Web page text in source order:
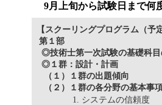
9月上旬から試験日まで何
【スクーリングプログラム（予
第１部
◎技術士第一次試験の基礎科
◎１群：設計・計画
（１）１群の出題傾向
（２）１群の各分野の基本事
システムの信頼度